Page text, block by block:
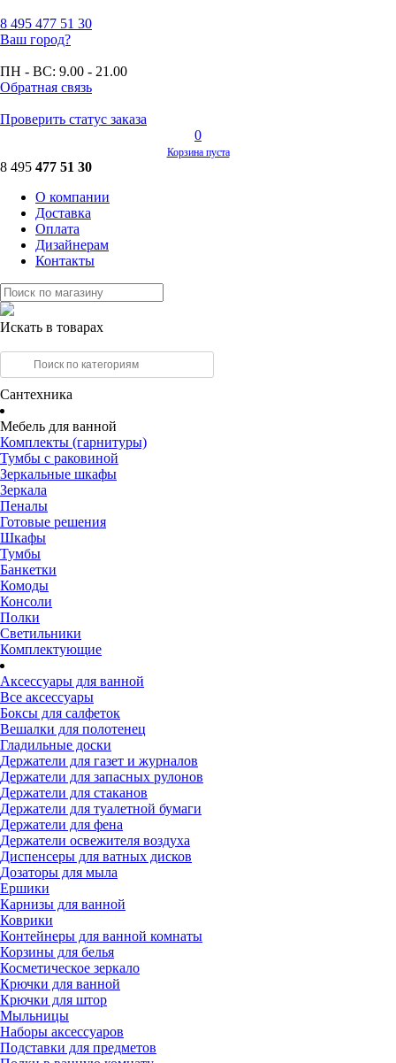
8 495 477 51 30
Ваш город?
ПН - ВС: 9.00 - 21.00
Обратная связь
Проверить статус заказа
0
Корзина пуста
8 495 477 51 30
О компании
Доставка
Оплата
Дизайнерам
Контакты
Искать в товарах
Сантехника
Мебель для ванной
Комплекты (гарнитуры)
Тумбы с раковиной
Зеркальные шкафы
Зеркала
Пеналы
Готовые решения
Шкафы
Тумбы
Банкетки
Комоды
Консоли
Полки
Светильники
Комплектующие
Аксессуары для ванной
Все аксессуары
Боксы для салфеток
Вешалки для полотенец
Гладильные доски
Держатели для газет и журналов
Держатели для запасных рулонов
Держатели для стаканов
Держатели для туалетной бумаги
Держатели для фена
Держатели освежителя воздуха
Диспенсеры для ватных дисков
Дозаторы для мыла
Ершики
Карнизы для ванной
Коврики
Контейнеры для ванной комнаты
Корзины для белья
Косметическое зеркало
Крючки для ванной
Крючки для штор
Мыльницы
Наборы аксессуаров
Подставки для предметов